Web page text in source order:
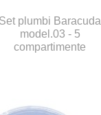
Set plumbi Baracuda
model.03 - 5
compartimente